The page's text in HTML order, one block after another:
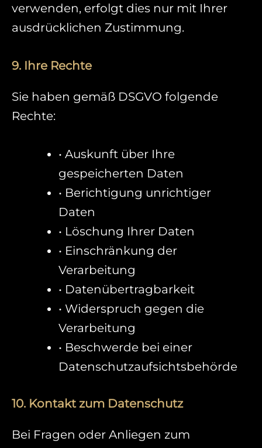
verwenden, erfolgt dies nur mit Ihrer
ausdrücklichen Zustimmung.
9. Ihre Rechte
Sie haben gemäß DSGVO folgende
Rechte:
• Auskunft über Ihre
gespeicherten Daten
• Berichtigung unrichtiger
Daten
• Löschung Ihrer Daten
• Einschränkung der
Verarbeitung
• Datenübertragbarkeit
• Widerspruch gegen die
Verarbeitung
• Beschwerde bei einer
Datenschutzaufsichtsbehörde
10. Kontakt zum Datenschutz
Bei Fragen oder Anliegen zum